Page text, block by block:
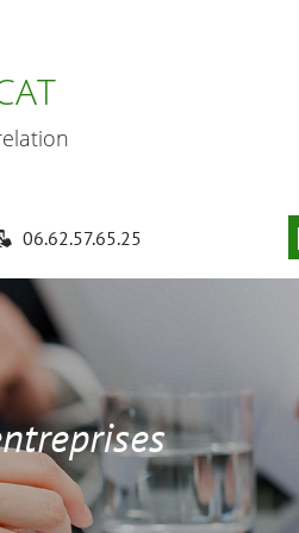
06.62.57.65.25